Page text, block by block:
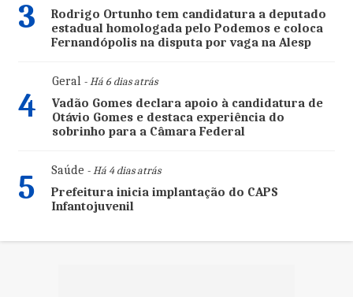
3
Rodrigo Ortunho tem candidatura a deputado
estadual homologada pelo Podemos e coloca
Fernandópolis na disputa por vaga na Alesp
4
Geral- Há 6 dias atrás
Vadão Gomes declara apoio à candidatura de
Otávio Gomes e destaca experiência do
sobrinho para a Câmara Federal
5 Saúde - Há 4 dias atrás
Prefeitura inicia implantação do CAPS
Infantojuvenil